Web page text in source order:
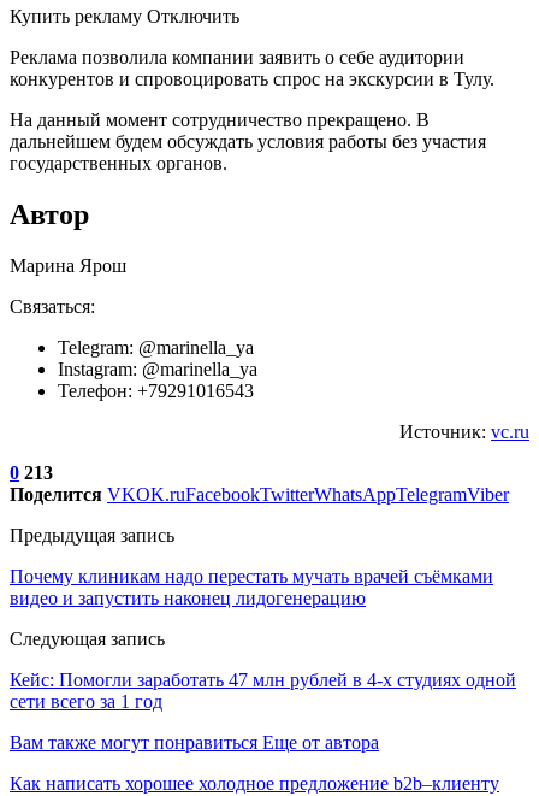
Купить рекламу Отключить
Реклама позволила компании заявить о себе аудитории
конкурентов и спровоцировать спрос на экскурсии в Тулу.
На данный момент сотрудничество прекращено. В
дальнейшем будем обсуждать условия работы без участия
государственных органов.
Автор
Марина Ярош
Связаться:
Telegram: @marinella_ya
Instagram: @marinella_ya
Телефон: +79291016543
Источник: vc.ru
0 213
Поделится VKOK.ruFacebookTwitterWhatsAppTelegramViber
Предыдущая запись
Почему клиникам надо перестать мучать врачей съёмками
видео и запустить наконец лидогенерацию
Следующая запись
Кейс: Помогли заработать 47 млн рублей в 4-х студиях одной
сети всего за 1 год
Вам также могут понравиться Еще от автора
Как написать хорошее холодное предложение b2b–клиенту